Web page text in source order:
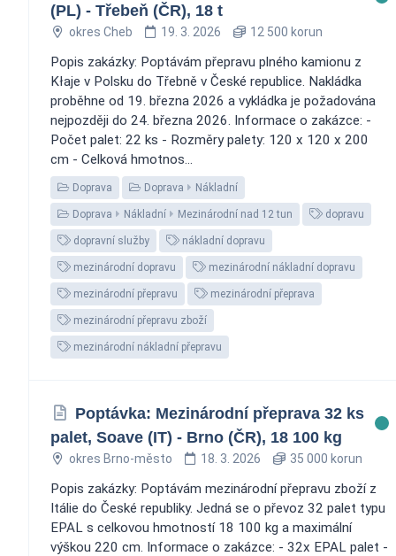
(PL) - Třebeň (ČR), 18 t
okres Cheb 19. 3. 2026 12 500 korun
Popis zakázky: Poptávám přepravu plného kamionu z
Kłaje v Polsku do Třebně v České republice. Nakládka
proběhne od 19. března 2026 a vykládka je požadována
nejpozději do 24. března 2026. Informace o zakázce: -
Počet palet: 22 ks - Rozměry palety: 120 x 120 x 200
cm - Celková hmotnos...
Doprava Doprava Nákladní
Doprava Nákladní Mezinárodní nad 12 tun dopravu
dopravní služby nákladní dopravu
mezinárodní dopravu mezinárodní nákladní dopravu
mezinárodní přepravu mezinárodní přeprava
mezinárodní přepravu zboží
mezinárodní nákladní přepravu
Poptávka: Mezinárodní přeprava 32 ks
palet, Soave (IT) - Brno (ČR), 18 100 kg
okres Brno-město 18. 3. 2026 35 000 korun
Popis zakázky: Poptávám mezinárodní přepravu zboží z
Itálie do České republiky. Jedná se o převoz 32 palet typu
EPAL s celkovou hmotností 18 100 kg a maximální
výškou 220 cm. Informace o zakázce: - 32x EPAL palet -